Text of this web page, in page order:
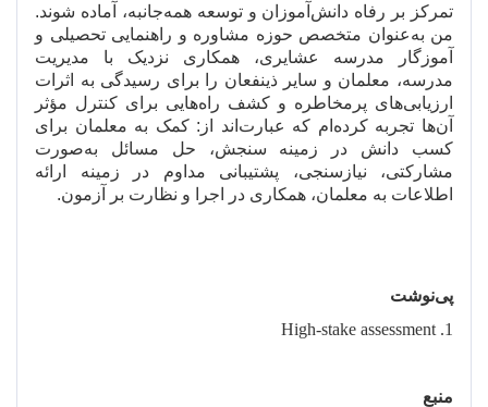
تمرکز بر رفاه دانش آموزان و توسعه همهجانبه، آماده شوند.
من بهعنوان متخصص حوزه مشاوره و راهنمایی تحصیلی و
آموزگار مدرسه عشایری، همکاری نزدیک با مدیریت
مدرسه، معلمان و سایر ذینفعان را برای رسیدگی به اثرات
ارزیابیهای پرمخاطره و کشف راههایی برای کنترل مؤثر
آنها تجربه کرده ام که عبارت اند از: کمک به معلمان برای
کسب دانش در زمینه سنجش، حل مسائل بهصورت
مشارکتی، نیازسنجی، پشتیبانی مداوم در زمینه ارائه
اطلاعات به معلمان، همکاری در اجرا و نظارت بر آزمون.
پینوشت
1. High-stake assessment
منبع